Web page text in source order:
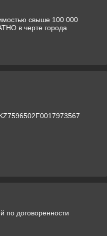
свыше 100 000
в черте города
по договоренности